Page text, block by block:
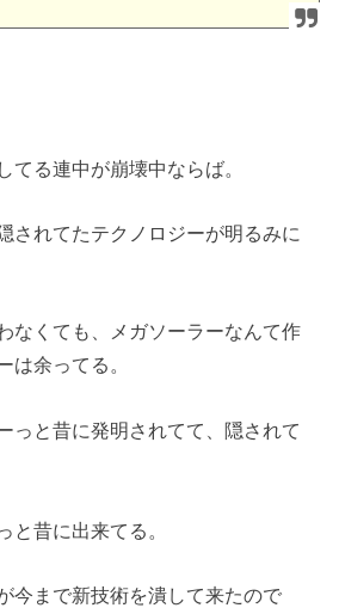
てる連中が崩壊中ならば。
されてたテクノロジーが明るみに
なくても、メガソーラーなんて作
は余ってる。
っと昔に発明されてて、隠されて
と昔に出来てる。
今まで新技術を潰して来たので